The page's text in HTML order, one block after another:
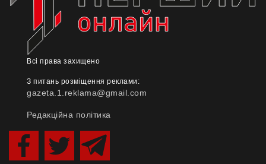
Всі права захищено
З питань розміщення реклами:
gazeta.1.reklama@gmail.com
Редакційна політика